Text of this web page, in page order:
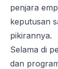
penjara
keputusan
pikirannya.
Selama di
dan